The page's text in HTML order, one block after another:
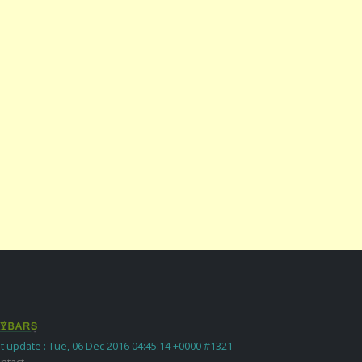
update : Tue, 06 Dec 2016 04:45:14 +0000 #1321